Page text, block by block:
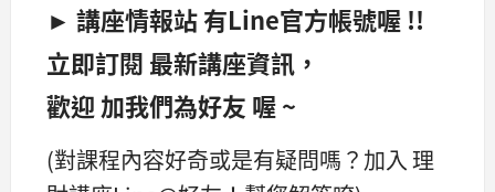
► 講座情報站 有Line官方帳號喔 !!
立即訂閱 最新講座資訊，
歡迎 加我們為好友 喔 ~
(對課程內容好奇或是有疑問嗎？加入 理